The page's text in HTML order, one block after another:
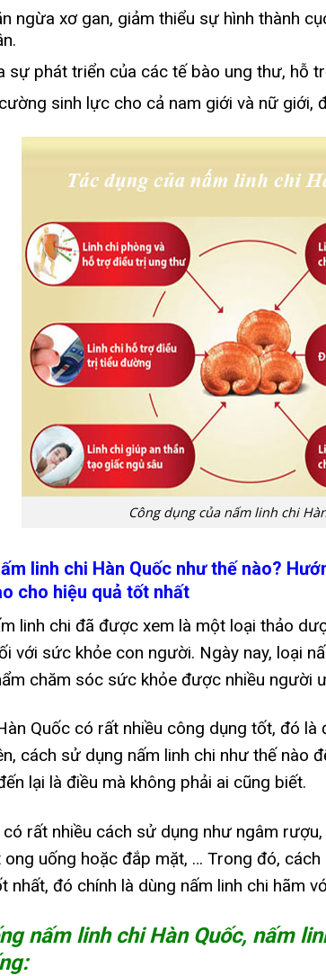
ngừa xơ gan, giảm thiểu sự hình thành
sự phát triển của các tế bào ung thư, hỗ
sinh lực cho cả nam giới và nữ giới,
Công dụng của nấm linh chi
linh chi Hàn Quốc như thế nào?
cho hiệu quả tốt nhất
linh chi đã được xem là một loại thảo
với sức khỏe con người. Ngày nay, loại
chăm sóc sức khỏe được nhiều người
Quốc có rất nhiều công dụng tốt, đó là
cách sử dụng nấm linh chi như thế nào
lại là điều mà không phải ai cũng biết.
có rất nhiều cách sử dụng như ngâm
ong uống hoặc đắp mặt, … Trong đó,
nhất, đó chính là dùng nấm linh chi hãm
nấm linh chi Hàn Quốc, nấm